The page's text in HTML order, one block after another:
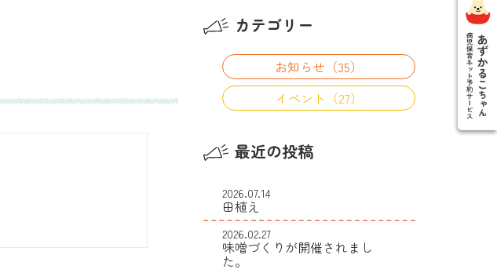
カテゴリー
イベント（27）
お知らせ（35）
最近の投稿
田植え
2026.07.14
味噌づくりが開催されまし
た。
2026.02.27